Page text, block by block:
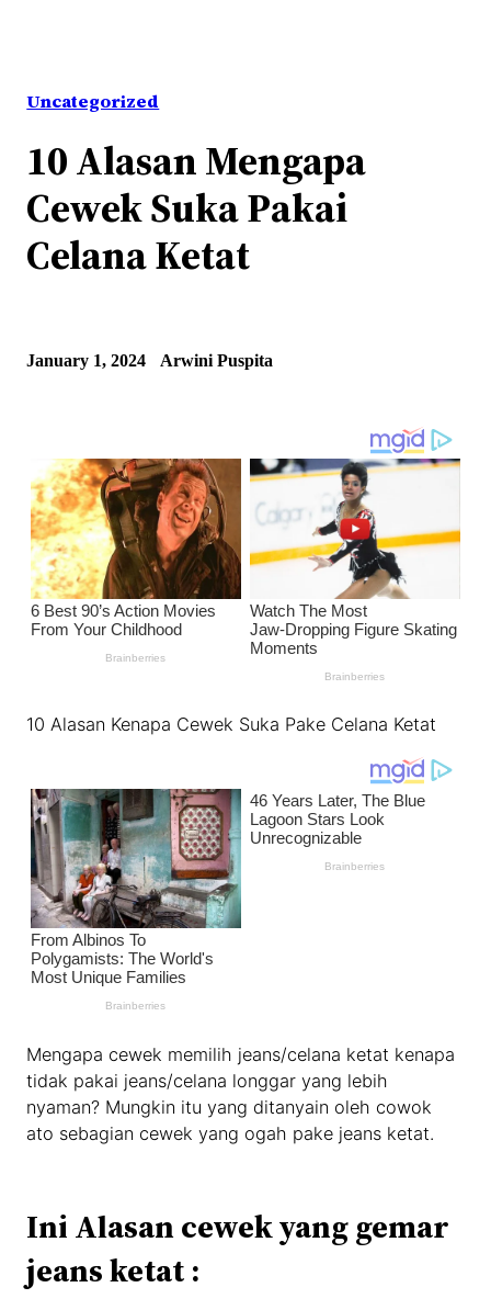
Uncategorized
10 Alasan Mengapa
Cewek Suka Pakai
Celana Ketat
January 1, 2024 Arwini Puspita
10 Alasan Kenapa Cewek Suka Pake Celana Ketat
Mengapa cewek memilih jeans/celana ketat kenapa
tidak pakai jeans/celana longgar yang lebih
nyaman? Mungkin itu yang ditanyain oleh cowok
ato sebagian cewek yang ogah pake jeans ketat.
Ini Alasan cewek yang gemar
jeans ketat :